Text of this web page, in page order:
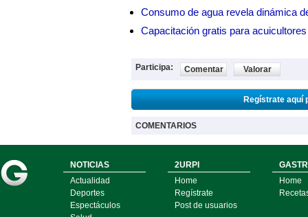
Consumo de agua revela dinámica
Capacitación gratis para
Participa: Comentar Valorar
Regístrate aquí
COMENTARIOS
NOTICIAS
Actualidad
Deportes
Espectáculos
2URPI
Home
Regístrate
Post de usuarios
Home